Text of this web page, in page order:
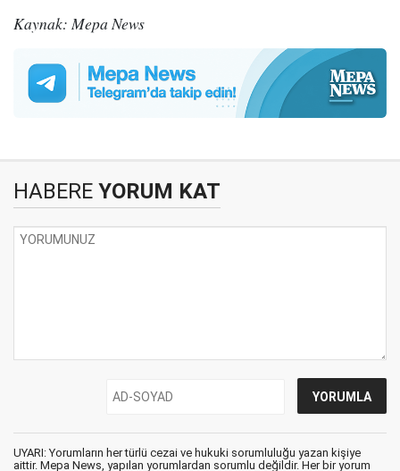
Kaynak: Mepa News
HABERE YORUM KAT
UYARI: Yorumların her türlü cezai ve hukuki sorumluluğu yazan kişiye
aittir. Mepa News, yapılan yorumlardan sorumlu değildir. Her bir yorum